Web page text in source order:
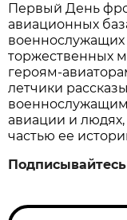
Первый День
авиационных
военнослужащих
торжественных
летчики
авиации и
частью ее